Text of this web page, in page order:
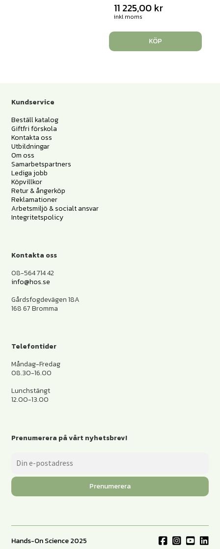
11 225,00 kr
inkl moms
KÖP
Kundservice
Beställ katalog
Giftfri förskola
Kontakta oss
Utbildningar
Om oss
Samarbetspartners
Lediga jobb
Köpvillkor
Retur & ångerköp
Reklamationer
Arbetsmiljö & socialt ansvar
Integritetspolicy
Kontakta oss
08-564 714 42
info@hos.se
Gårdsfogdevägen 18A
168 67 Bromma
Telefontider
Måndag-Fredag
08.30-16.00
Lunchstängt
12.00-13.00
Prenumerera på vårt nyhetsbrev!
Prenumerera
Hands-On Science 2025